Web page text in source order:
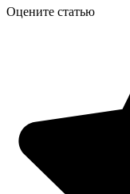
Оцените статью